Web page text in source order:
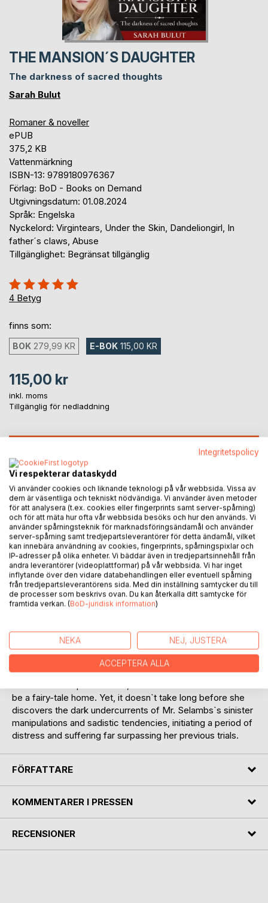
THE MANSION´S DAUGHTER
The darkness of sacred thoughts
Sarah Bulut
Romaner & noveller
ePUB
375,2 KB
Vattenmärkning
ISBN-13: 9789180976367
Förlag: BoD - Books on Demand
Utgivningsdatum: 01.08.2024
Språk: Engelska
Nyckelord: Virgintears, Under the Skin, Dandeliongirl, In
father´s claws, Abuse
Tillgänglighet: Begränsat tillgänglig
Betyg::
100%
4 Betyg
finns som:
BOK 279,99 KR E-BOK 115,00 KR
115,00 kr
inkl. moms
Tillgänglig för nedladdning
Lägg till i kom-ihåglista
Recensera titel
BESKRIVNING
teachings exerted a profound influence on daily life. Ten-
year-old Amelia, an orphan from a Catholic monastery, is
whisked away to England by the affluent young professor,
Mr. Selambs. Accustomed only to the harsh disciplines and
be a fairy-tale home. Yet, it doesn`t take long before she
discovers the dark undercurrents of Mr. Selambs`s sinister
manipulations and sadistic tendencies, initiating a period of
distress and suffering far surpassing her previous trials.
FÖRFATTARE
KOMMENTARER I PRESSEN
RECENSIONER
Integritetspolicy
Vi respekterar dataskydd
Vi använder cookies och liknande teknologi på vår webbsida. Vissa av
dem är väsentliga och tekniskt nödvändiga. Vi använder även metoder
för att analysera (t.ex. cookies eller fingerprints samt server-spårning)
och för att mäta hur ofta vår webbsida besöks och hur den används. Vi
använder spårningsteknik för marknadsföringsändamål och använder
server-spårning samt tredjepartsleverantörer för detta ändamål, vilket
kan innebära användning av cookies, fingerprints, spårningspixlar och
IP-adresser på olika enheter. Vi bäddar även in tredjepartsinnehåll från
andra leverantörer (videoplattformar) på vår webbsida. Vi har inget
inflytande över den vidare databehandlingen eller eventuell spårning
från tredjepartsleverantörens sida. Med din inställning samtycker du till
de processer som beskrivs ovan. Du kan återkalla ditt samtycke för
framtida verkan. (BoD-juridisk information)
NEKA NEJ, JUSTERA
ACCEPTERA ALLA